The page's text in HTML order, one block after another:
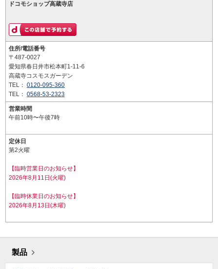
ドコモショップ高蔵寺店
住所/電話番号
〒487-0027
愛知県春日井市松本町1-11-6
高蔵寺コスモスガーデン
TEL： 0120-095-360
TEL： 0568-53-2323
営業時間
午前10時〜午後7時
定休日
第2火曜
【臨時営業日のお知らせ】
2026年8月11日(火曜)
【臨時休業日のお知らせ】
2026年8月13日(木曜)
製品